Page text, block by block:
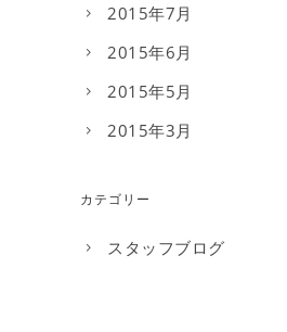
2015年7月
2015年6月
2015年5月
2015年3月
カテゴリー
スタッフブログ